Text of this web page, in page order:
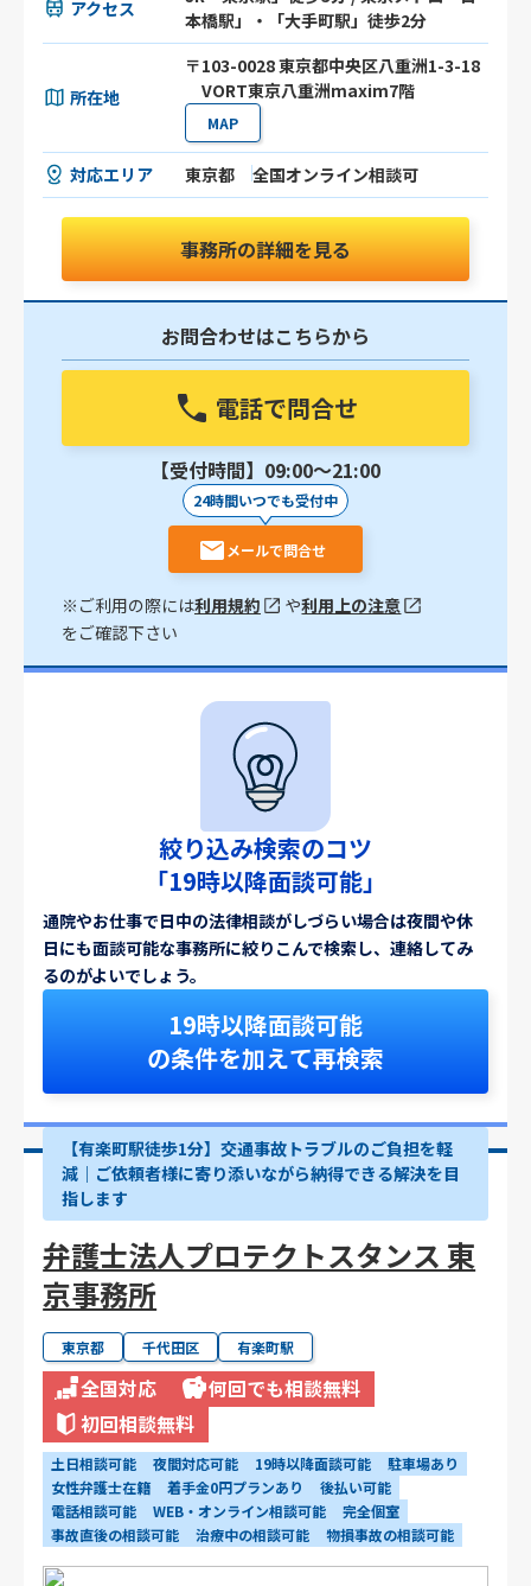
アクセス
本橋駅」・「大手町駅」徒歩2分
所在地
〒103-0028 東京都中央区八重洲1-3-18
VORT東京八重洲maxim7階
MAP
対応エリア 東京都 全国オンライン相談可
事務所の詳細を見る
お問合わせはこちらから
電話で問合せ
【受付時間】09:00〜21:00
24時間いつでも受付中
メールで問合せ
※ご利用の際には利用規約 や利用上の注意
をご確認下さい
絞り込み検索のコツ
「19時以降面談可能」
通院やお仕事で日中の法律相談がしづらい場合は夜間や休
日にも面談可能な事務所に絞りこんで検索し、連絡してみ
るのがよいでしょう。
19時以降面談可能
の条件を加えて再検索
【有楽町駅徒歩1分】交通事故トラブルのご負担を軽
減｜ご依頼者様に寄り添いながら納得できる解決を目
指します
弁護士法人プロテクトスタンス 東
京事務所
東京都 千代田区 有楽町駅
全国対応
何回でも相談無料
初回相談無料
土日相談可能 夜間対応可能 19時以降面談可能
駐車場あり
女性弁護士在籍
着手金0円プランあり
後払い可能
電話相談可能
WEB・オンライン相談可能
完全個室
事故直後の相談可能
治療中の相談可能 物損事故の相談可能